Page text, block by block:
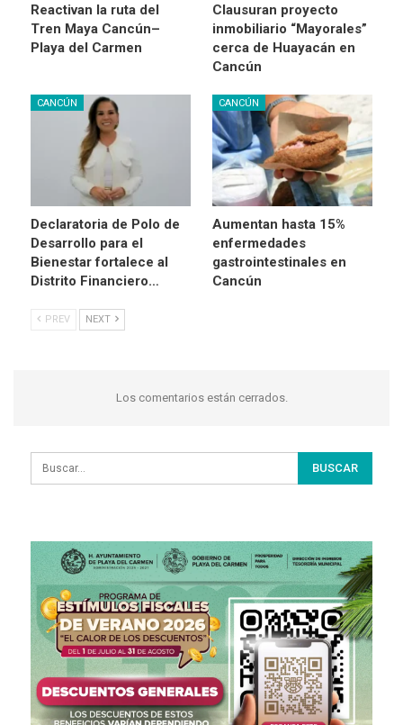
Reactivan la ruta del
Tren Maya Cancún–
Playa del Carmen
Clausuran proyecto
inmobiliario “Mayorales”
cerca de Huayacán en
Cancún
CANCÚN
Declaratoria de Polo de
Desarrollo para el
Bienestar fortalece al
Distrito Financiero…
CANCÚN
Aumentan hasta 15%
enfermedades
gastrointestinales en
Cancún
PREV NEXT
Los comentarios están cerrados.